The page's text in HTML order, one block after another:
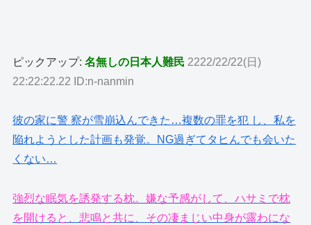
ピックアップ:名無しの日本人難民 2222/22/22(日)
22:22:22.22 ID:n-nanmin
彼の家に警 察が雪崩込んできた…複数の罪を犯 し、私を
陥れようとした計画も発覚。NG過ぎてタヒんでも会いた
くない…
強烈な眠気を誘発する枕。嫌な予感がして、ハサミで枕
を開けると、悲鳴と共に、その凄まじい中身が露わにな